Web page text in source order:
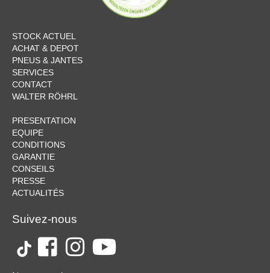
STOCK ACTUEL
ACHAT & DEPOT
PNEUS & JANTES
SERVICES
CONTACT
WALTER RÖHRL
PRESENTATION
EQUIPE
CONDITIONS
GARANTIE
CONSEILS
PRESSE
ACTUALITÉS
Suivez-nous